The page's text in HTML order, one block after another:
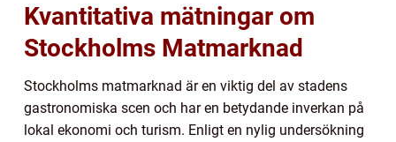
Kvantitativa mätningar om
Stockholms Matmarknad
Stockholms matmarknad är en viktig del av stadens
gastronomiska scen och har en betydande inverkan på
lokal ekonomi och turism. Enligt en nylig undersökning